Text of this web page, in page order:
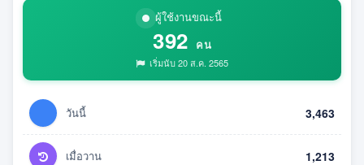
ผู้ใช้งานขณะนี้
392 คน
เริ่มนับ 20 ส.ค. 2565
วันนี้ 3,463
เมื่อวาน 1,213